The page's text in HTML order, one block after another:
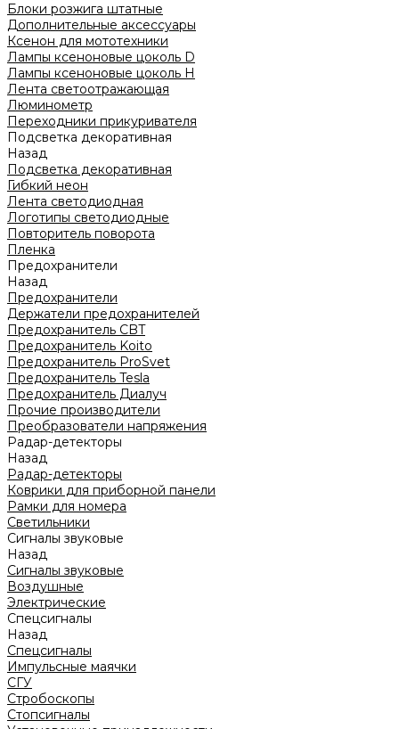
Блоки розжига штатные
Дополнительные аксессуары
Ксенон для мототехники
Лампы ксеноновые цоколь D
Лампы ксеноновые цоколь H
Лента светоотражающая
Люминометр
Переходники прикуривателя
Подсветка декоративная
Назад
Подсветка декоративная
Гибкий неон
Лента светодиодная
Логотипы светодиодные
Повторитель поворота
Пленка
Предохранители
Назад
Предохранители
Держатели предохранителей
Предохранитель CBT
Предохранитель Koito
Предохранитель ProSvet
Предохранитель Tesla
Предохранитель Диалуч
Прочие производители
Преобразователи напряжения
Радар-детекторы
Назад
Радар-детекторы
Коврики для приборной панели
Рамки для номера
Светильники
Сигналы звуковые
Назад
Сигналы звуковые
Воздушные
Электрические
Спецсигналы
Назад
Спецсигналы
Импульсные маячки
СГУ
Стробоскопы
Стопсигналы